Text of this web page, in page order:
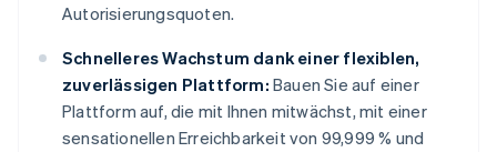
Autorisierungsquoten.
Schnelleres Wachstum dank einer flexiblen,
zuverlässigen Plattform: Bauen Sie auf einer
Plattform auf, die mit Ihnen mitwächst, mit einer
sensationellen Erreichbarkeit von 99,999 % und